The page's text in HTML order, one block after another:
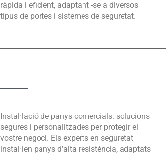
ràpida i eficient, adaptant -se a diversos
tipus de portes i sistemes de seguretat.
Instal·lació de panys comercials: solucions
segures i personalitzades per protegir el
vostre negoci. Els experts en seguretat
instal·len panys d’alta resistència, adaptats